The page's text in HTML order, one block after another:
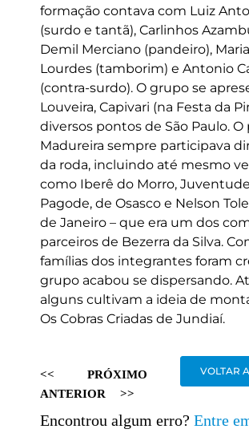
formação contava com Luiz
(surdo e tantã), Carlinhos
Demil Merciano (pandeiro),
Lourdes (tamborim) e Antonio
(contra-surdo). O grupo se
Louveira, Capivari (na Festa da
diversos pontos de São Paulo.
Madureira sempre participava
da roda, incluindo até mesmo
como Iberê do Morro,
Pagode, de Osasco e Nelson
de Janeiro – que era um dos
parceiros de Bezerra da Silva.
famílias dos integrantes foram
grupo acabou se dispersando.
alguns cultivam a ideia de
Os Cobras Criadas de Jundiaí.
<<
ANTERIOR
PRÓXIMO
>>
VOLTAR
Encontrou algum erro? Entre